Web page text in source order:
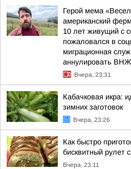
Герой мема
американский
10 лет живущий с
пожаловался в
миграционная
аннулировать ВНЖ
Вчера, 23:31
Кабачковая икра:
зимних заготовок
Вчера, 23:26
Как быстро
бисквитный рулет
Вчера, 23:11